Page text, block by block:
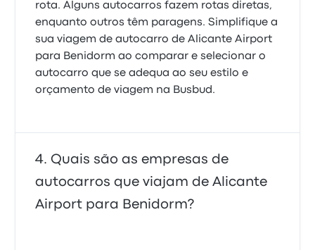
rota. Alguns autocarros fazem rotas diretas,
enquanto outros têm paragens. Simplifique a
sua viagem de autocarro de Alicante Airport
para Benidorm ao comparar e selecionar o
autocarro que se adequa ao seu estilo e
orçamento de viagem na Busbud.
Quais são as empresas de
autocarros que viajam de Alicante
Airport para Benidorm?